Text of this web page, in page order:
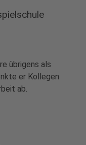
übrigens als
er Kollegen
ab.